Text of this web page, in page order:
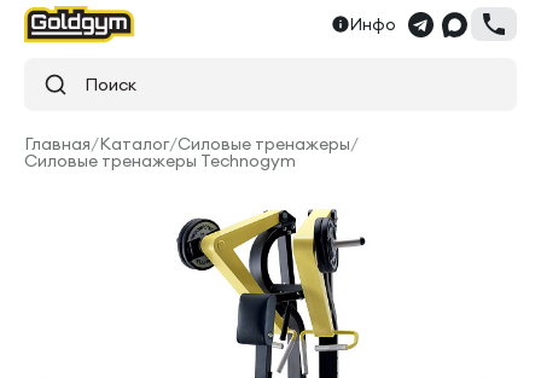
Инфо
Поиск
Главная/Каталог/Силовые тренажеры/
Силовые тренажеры Technogym